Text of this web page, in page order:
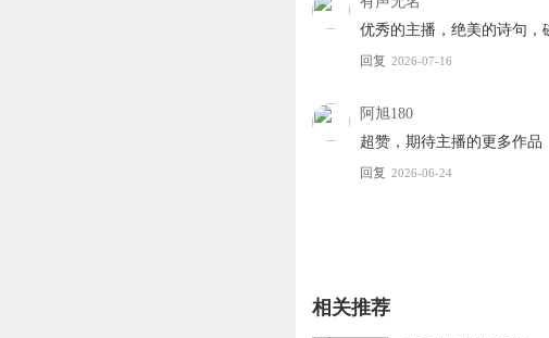
优秀的主播，绝美的诗句，
回复 2026-07-16
阿旭180
超赞，期待主播的更多作品
回复 2026-06-24
相关推荐